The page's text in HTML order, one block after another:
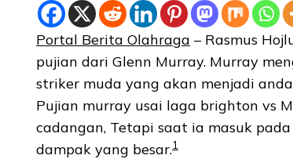
Portal Berita Olahraga – Rasmus
pujian dari Glenn Murray. Murray
striker muda yang akan menjadi
Pujian murray usai laga brighton vs
cadangan, Tetapi saat ia masuk
dampak yang besar.1